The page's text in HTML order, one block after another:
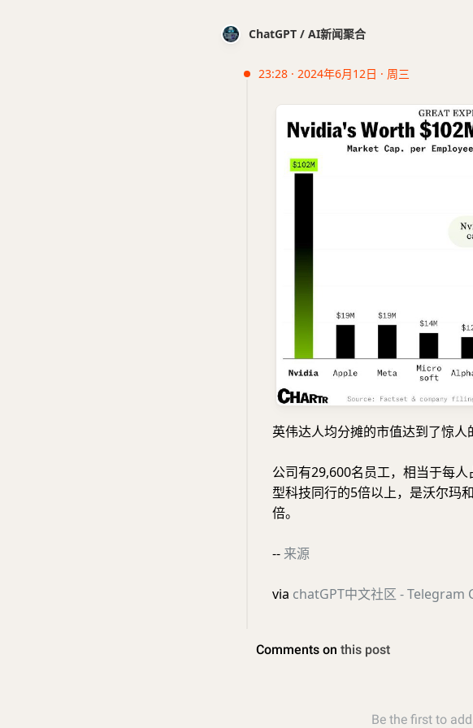
ChatGPT / AI新闻聚合
23:28 · 2024年6月12日 · 周三
英伟达人均分摊的市值达到了惊人
公司有29,600名员工，相当于每
型科技同行的5倍以上，是沃尔玛
倍。
-- 来源
via chatGPT中文社区 - Telegram